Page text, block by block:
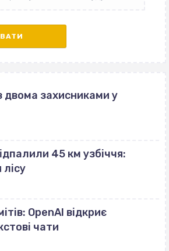
двома захисниками у
45 км узбіччя:
лісу
OpenAI відкриє
чати